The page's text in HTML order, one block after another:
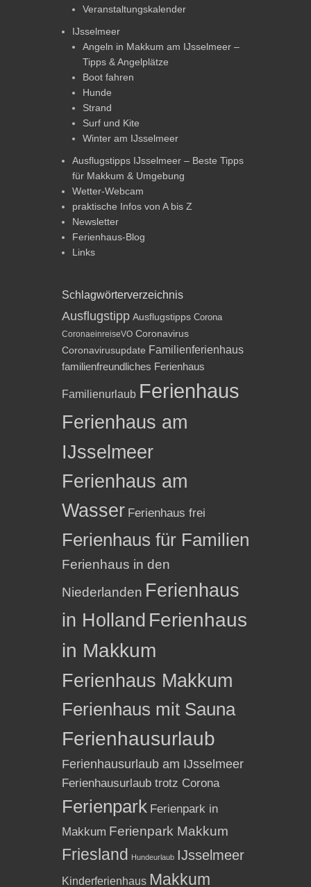
Veranstaltungskalender
IJsselmeer
Angeln in Makkum am IJsselmeer –
Tipps & Angelplätze
Boot fahren
Hunde
Strand
Surf und Kite
Winter am IJsselmeer
Ausflugstipps IJsselmeer – Beste Tipps
für Makkum & Umgebung
Wetter-Webcam
praktische Infos von A bis Z
Newsletter
Ferienhaus-Blog
Links
Schlagwörterverzeichnis
Ausflugstipp Ausflugstipps Corona
CoronaeinreiseVO Coronavirus
Coronavirusupdate Familienferienhaus
familienfreundliches Ferienhaus
Familienurlaub Ferienhaus
Ferienhaus am
IJsselmeer
Ferienhaus am
Wasser Ferienhaus frei
Ferienhaus für Familien
Ferienhaus in den
Niederlanden Ferienhaus
in Holland Ferienhaus
in Makkum
Ferienhaus Makkum
Ferienhaus mit Sauna
Ferienhausurlaub
Ferienhausurlaub am IJsselmeer
Ferienhausurlaub trotz Corona
Ferienpark Ferienpark in
Makkum Ferienpark Makkum
Friesland Hundeurlaub IJsselmeer
Kinderferienhaus Makkum